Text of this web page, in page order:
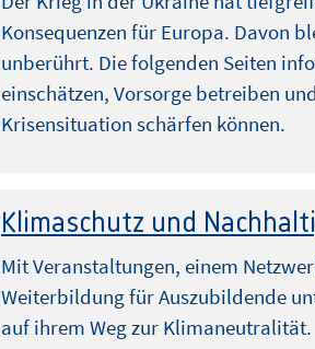
Konsequenzen für Europa. Davon
unberührt. Die folgenden Seiten
einschätzen, Vorsorge betreiben
Krisensituation schärfen können.
Klimaschutz und
Mit Veranstaltungen, einem
Weiterbildung für Auszubildende
auf ihrem Weg zur Klimaneutralität.